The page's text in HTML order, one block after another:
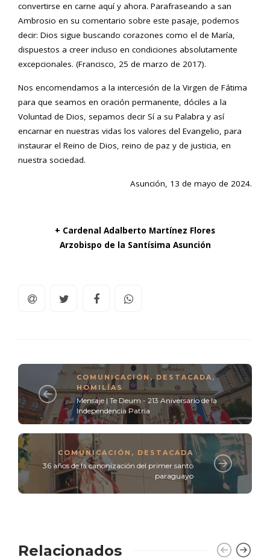
convertirse en carne aquí y ahora. Parafraseando a san
Ambrosio en su comentario sobre este pasaje, podemos
decir: Dios sigue buscando corazones como el de María,
dispuestos a creer incluso en condiciones absolutamente
excepcionales. (Francisco, 25 de marzo de 2017).
Nos encomendamos a la intercesión de la Virgen de Fátima
para que seamos en oración permanente, dóciles a la
Voluntad de Dios, sepamos decir Sí a su Palabra y así
encarnar en nuestras vidas los valores del Evangelio, para
instaurar el Reino de Dios, reino de paz y de justicia, en
nuestra sociedad.
Asunción, 13 de mayo de 2024.
+ Cardenal Adalberto Martínez Flores
Arzobispo de la Santísima Asunción
COMUNICACIÓN , DESTACADA ,
HOMILÍAS
Mensaje | Te Deum - 213 Aniversario de la
Independencia Patria
COMUNICACIÓN , DESTACADA
36 años de la canonización del primer santo
paraguayo
Relacionados